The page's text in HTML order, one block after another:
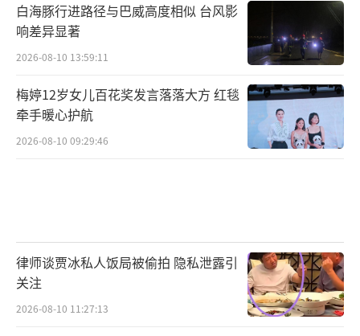
白海豚行进路径与巴威高度相似 台风影
响差异显著
2026-08-10 13:59:11
梅婷12岁女儿百花奖发言落落大方 红毯
牵手暖心护航
2026-08-10 09:29:46
律师谈贾冰私人饭局被偷拍 隐私泄露引
关注
2026-08-10 11:27:13